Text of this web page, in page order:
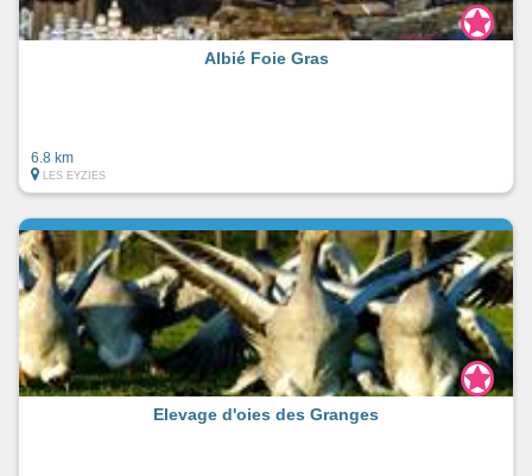
Albié Foie Gras
6.8 km
LES EYZIES
Elevage d'oies des Granges